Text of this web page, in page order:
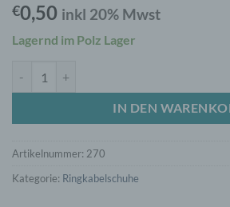
€0,50 inkl 20% Mwst
Lagernd im Polz Lager
IN DEN
Artikelnummer: 270
Kategorie: Ringkabelschuhe